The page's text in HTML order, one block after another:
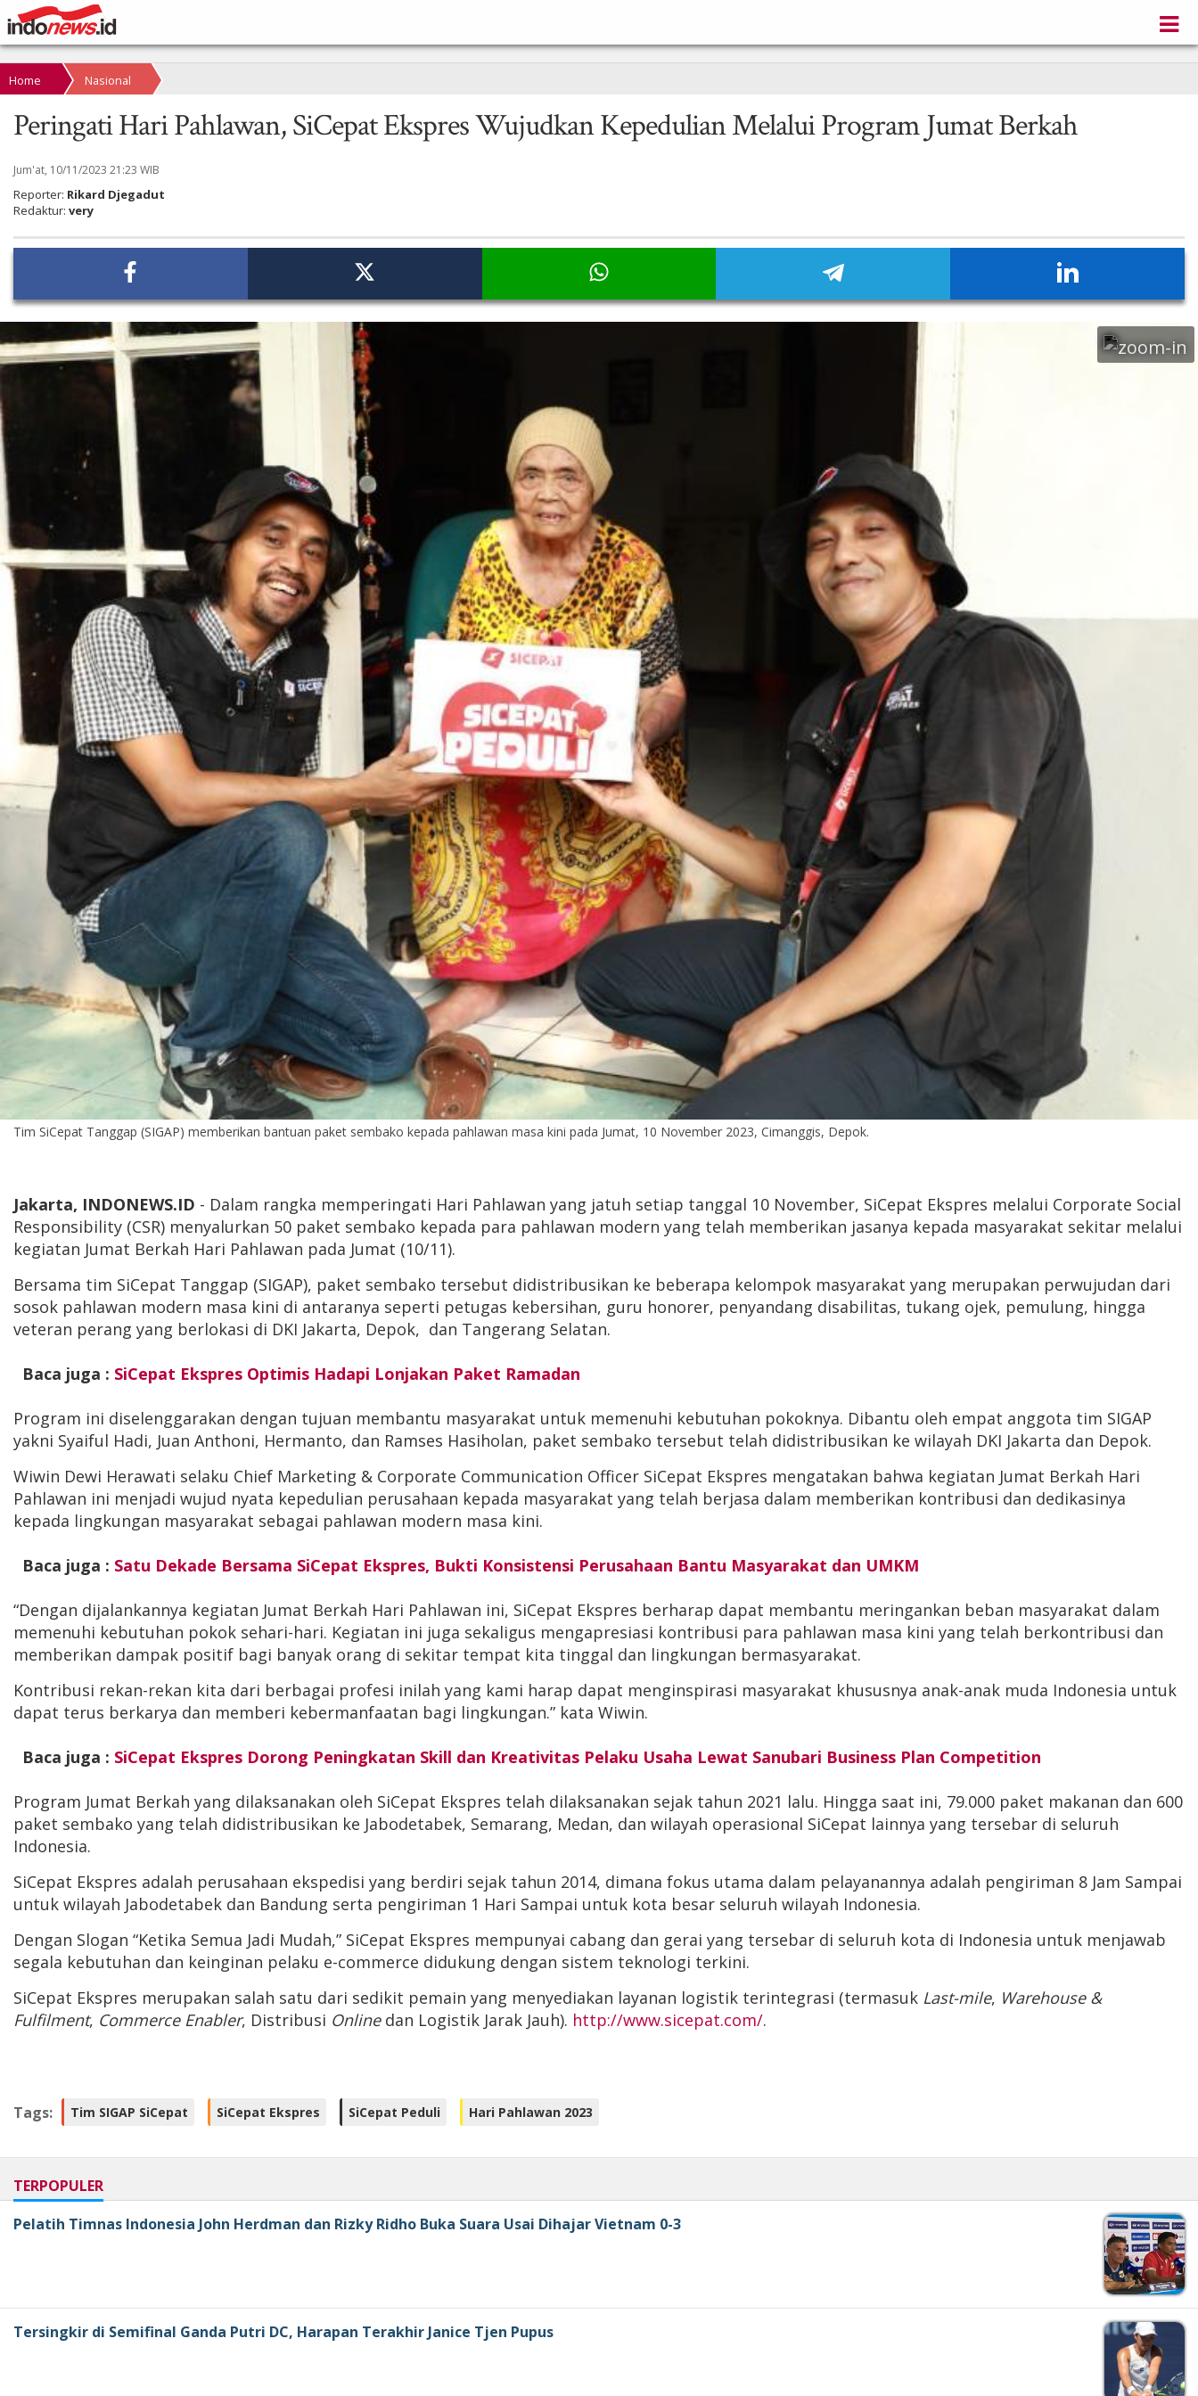
Home Nasional
Peringati Hari Pahlawan, SiCepat Ekspres Wujudkan Kepedulian Melalui Program Jumat Berkah
Jum'at, 10/11/2023 21:23 WIB
Reporter: Rikard Djegadut
Redaktur: very
Tim SiCepat Tanggap (SIGAP) memberikan bantuan paket sembako kepada pahlawan masa kini pada Jumat, 10 November 2023, Cimanggis, Depok.
Jakarta, INDONEWS.ID - Dalam rangka memperingati Hari Pahlawan yang jatuh setiap tanggal 10 November, SiCepat Ekspres melalui Corporate Social
Responsibility (CSR) menyalurkan 50 paket sembako kepada para pahlawan modern yang telah memberikan jasanya kepada masyarakat sekitar melalui
kegiatan Jumat Berkah Hari Pahlawan pada Jumat (10/11).
Bersama tim SiCepat Tanggap (SIGAP), paket sembako tersebut didistribusikan ke beberapa kelompok masyarakat yang merupakan perwujudan dari
sosok pahlawan modern masa kini di antaranya seperti petugas kebersihan, guru honorer, penyandang disabilitas, tukang ojek, pemulung, hingga
veteran perang yang berlokasi di DKI Jakarta, Depok, dan Tangerang Selatan.
Baca juga : SiCepat Ekspres Optimis Hadapi Lonjakan Paket Ramadan
Program ini diselenggarakan dengan tujuan membantu masyarakat untuk memenuhi kebutuhan pokoknya. Dibantu oleh empat anggota tim SIGAP
yakni Syaiful Hadi, Juan Anthoni, Hermanto, dan Ramses Hasiholan, paket sembako tersebut telah didistribusikan ke wilayah DKI Jakarta dan Depok.
Wiwin Dewi Herawati selaku Chief Marketing & Corporate Communication Officer SiCepat Ekspres mengatakan bahwa kegiatan Jumat Berkah Hari
Pahlawan ini menjadi wujud nyata kepedulian perusahaan kepada masyarakat yang telah berjasa dalam memberikan kontribusi dan dedikasinya
kepada lingkungan masyarakat sebagai pahlawan modern masa kini.
Baca juga : Satu Dekade Bersama SiCepat Ekspres, Bukti Konsistensi Perusahaan Bantu Masyarakat dan UMKM
“Dengan dijalankannya kegiatan Jumat Berkah Hari Pahlawan ini, SiCepat Ekspres berharap dapat membantu meringankan beban masyarakat dalam
memenuhi kebutuhan pokok sehari-hari. Kegiatan ini juga sekaligus mengapresiasi kontribusi para pahlawan masa kini yang telah berkontribusi dan
memberikan dampak positif bagi banyak orang di sekitar tempat kita tinggal dan lingkungan bermasyarakat.
Kontribusi rekan-rekan kita dari berbagai profesi inilah yang kami harap dapat menginspirasi masyarakat khususnya anak-anak muda Indonesia untuk
dapat terus berkarya dan memberi kebermanfaatan bagi lingkungan.” kata Wiwin.
Baca juga : SiCepat Ekspres Dorong Peningkatan Skill dan Kreativitas Pelaku Usaha Lewat Sanubari Business Plan Competition
Program Jumat Berkah yang dilaksanakan oleh SiCepat Ekspres telah dilaksanakan sejak tahun 2021 lalu. Hingga saat ini, 79.000 paket makanan dan 600
paket sembako yang telah didistribusikan ke Jabodetabek, Semarang, Medan, dan wilayah operasional SiCepat lainnya yang tersebar di seluruh
Indonesia.
SiCepat Ekspres adalah perusahaan ekspedisi yang berdiri sejak tahun 2014, dimana fokus utama dalam pelayanannya adalah pengiriman 8 Jam Sampai
untuk wilayah Jabodetabek dan Bandung serta pengiriman 1 Hari Sampai untuk kota besar seluruh wilayah Indonesia.
Dengan Slogan “Ketika Semua Jadi Mudah,” SiCepat Ekspres mempunyai cabang dan gerai yang tersebar di seluruh kota di Indonesia untuk menjawab
segala kebutuhan dan keinginan pelaku e-commerce didukung dengan sistem teknologi terkini.
SiCepat Ekspres merupakan salah satu dari sedikit pemain yang menyediakan layanan logistik terintegrasi (termasuk Last-mile, Warehouse &
Fulfilment, Commerce Enabler, Distribusi Online dan Logistik Jarak Jauh). http://www.sicepat.com/.
Tags: Tim SIGAP SiCepat SiCepat Ekspres SiCepat Peduli Hari Pahlawan 2023
TERPOPULER
Pelatih Timnas Indonesia John Herdman dan Rizky Ridho Buka Suara Usai Dihajar Vietnam 0-3
Tersingkir di Semifinal Ganda Putri DC, Harapan Terakhir Janice Tjen Pupus